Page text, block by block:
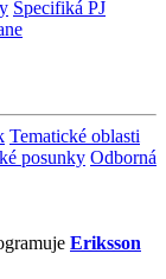
Špecifiká PJ
Tematické oblasti
posunky Odborná
Eriksson